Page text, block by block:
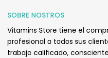
Q245.00
SOBRE NOSTROS
Vitamins Store tiene el
profesional a todos sus
trabajo calificado,